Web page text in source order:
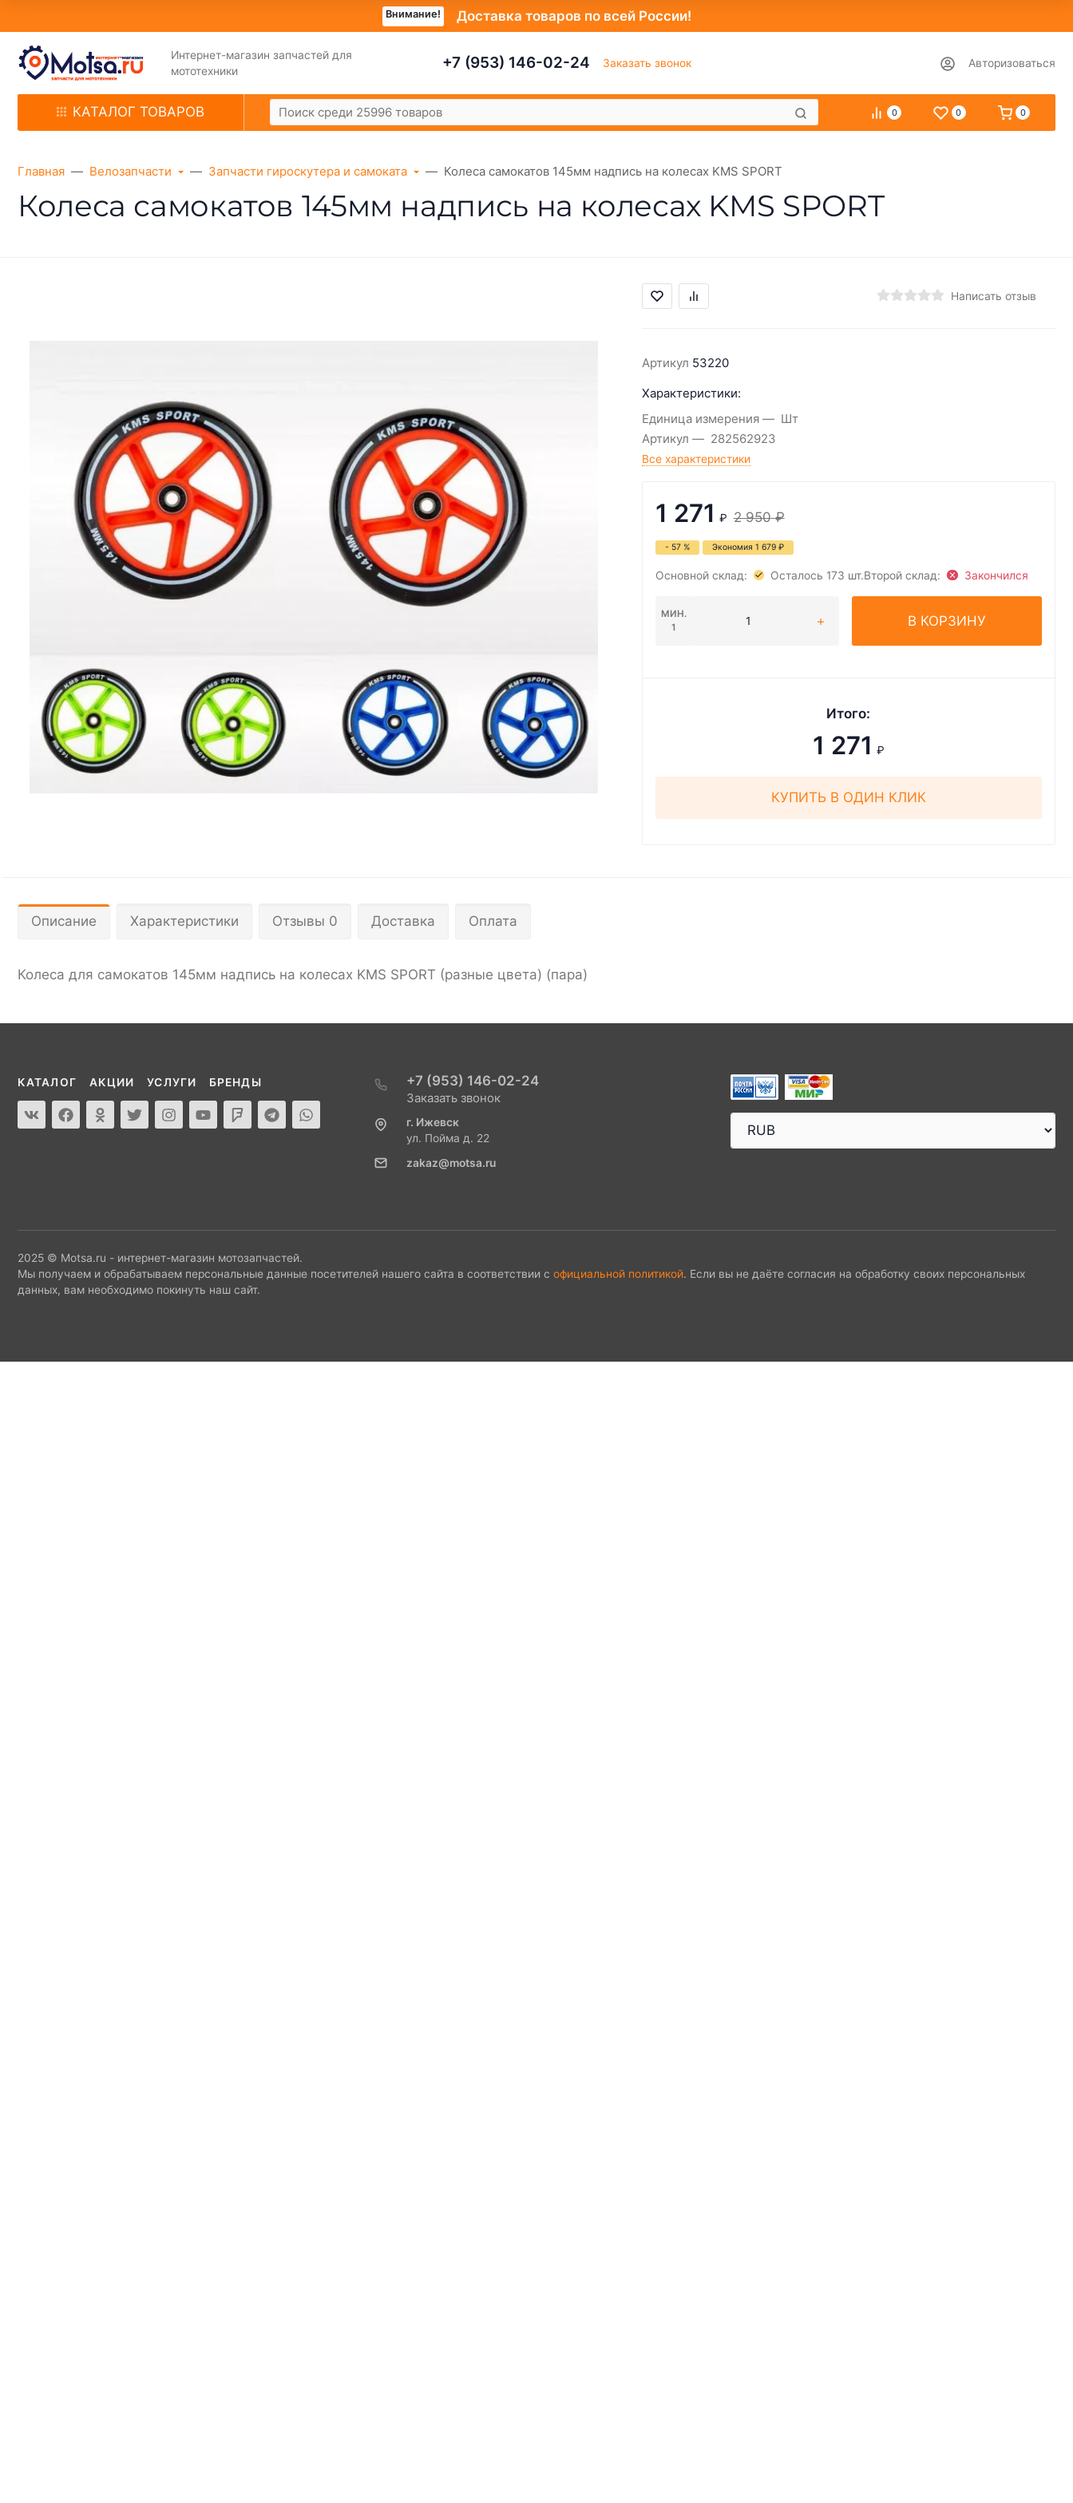
Внимание! Доставка товаров по всей России!
Интернет-магазин запчастей для
мототехники
+7 (953) 146-02-24 Заказать звонок Авторизоваться
КАТАЛОГ ТОВАРОВ 0 0 0
Главная Велозапчасти Запчасти гироскутера и самоката Колеса самокатов 145мм надпись на колесах KMS SPORT
Колеса самокатов 145мм надпись на колесах KMS SPORT
Написать отзыв
Артикул 53220
Характеристики:
Единица измерения
Шт
Артикул
282562923
Все характеристики
1 271 ₽ 2 950 ₽
- 57 % Экономия 1 679 ₽
Основной склад: Осталось 173 шт.Второй склад: Закончился
МИН.
1
В КОРЗИНУ
Итого:
1 271 ₽
КУПИТЬ В ОДИН КЛИК
Описание Характеристики Отзывы 0 Доставка Оплата
Колеса для самокатов 145мм надпись на колесах KMS SPORT (разные цвета) (пара)
КАТАЛОГ АКЦИИ УСЛУГИ БРЕНДЫ +7 (953) 146-02-24
Заказать звонок
г. Ижевск
ул. Пойма д. 22
zakaz@motsa.ru
2025 © Motsa.ru - интернет-магазин мотозапчастей.
Мы получаем и обрабатываем персональные данные посетителей нашего сайта в соответствии с официальной политикой. Если вы не даёте согласия на обработку своих персональных
данных, вам необходимо покинуть наш сайт.